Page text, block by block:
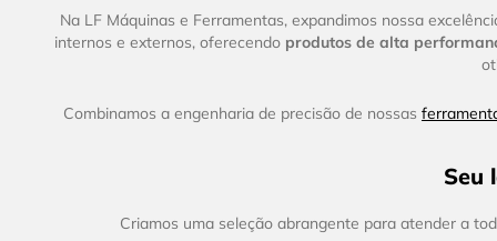
MOL
Marcon
Intelbras
Na LF Máquinas e Ferramentas, expandimos nossa
internos e externos, oferecendo produtos de alta
Combinamos a engenharia de precisão de nossas
Seu
Criamos uma seleção abrangente para atender a